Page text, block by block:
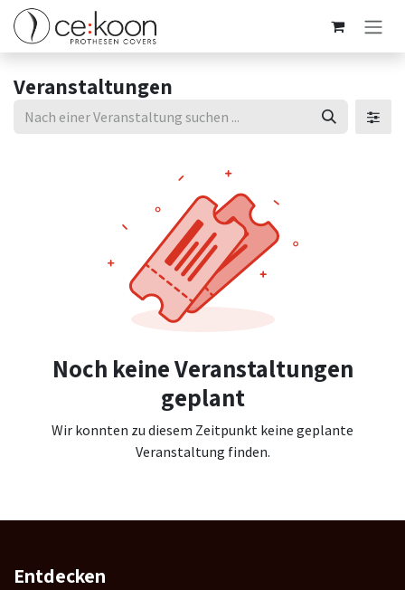
Zum Inhalt springen
Veranstaltungen
Noch keine Veranstaltungen
geplant
Wir konnten zu diesem Zeitpunkt keine geplante
Veranstaltung finden.
Entdecken